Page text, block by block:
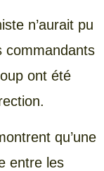
n’aurait pu
commandants
ont été
qu’une
entre les